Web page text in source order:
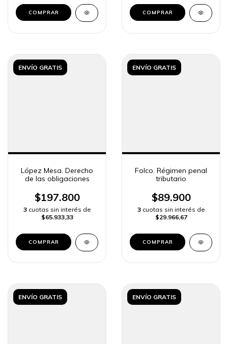
COMPRAR COMPRAR
ENVÍO GRATIS
López Mesa. Derecho
de las obligaciones
$197.800
3 cuotas sin interés de
$65.933,33
COMPRAR
ENVÍO GRATIS
Folco. Régimen penal
tributario
$89.900
3 cuotas sin interés de
$29.966,67
COMPRAR
ENVÍO GRATIS ENVÍO GRATIS